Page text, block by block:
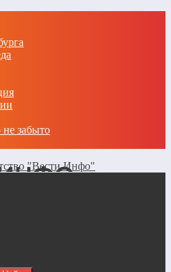
забыто
"Вести Инфо"